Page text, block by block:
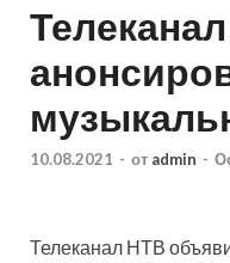
10.08.2021 - от admin -
Телеканал НТВ